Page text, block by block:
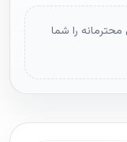
را شما